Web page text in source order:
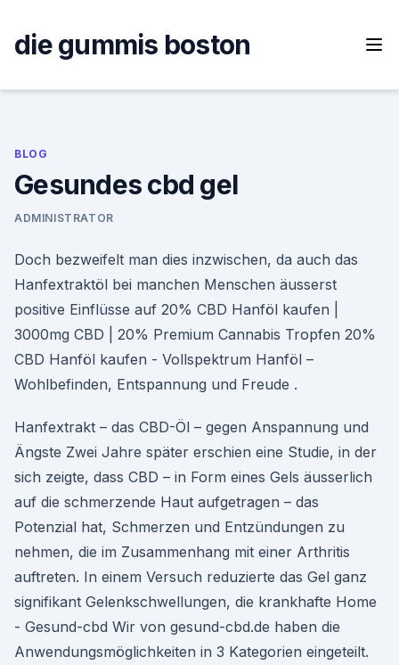
content
die gummis boston
BLOG
Gesundes cbd gel
ADMINISTRATOR
Doch bezweifelt man dies inzwischen, da auch das
Hanfextraktöl bei manchen Menschen äusserst
positive Einflüsse auf 20% CBD Hanföl kaufen |
3000mg CBD | 20% Premium Cannabis Tropfen 20%
CBD Hanföl kaufen - Vollspektrum Hanföl –
Wohlbefinden, Entspannung und Freude .
Hanfextrakt – das CBD-Öl – gegen Anspannung und
Ängste Zwei Jahre später erschien eine Studie, in der
sich zeigte, dass CBD – in Form eines Gels äusserlich
auf die schmerzende Haut aufgetragen – das
Potenzial hat, Schmerzen und Entzündungen zu
nehmen, die im Zusammenhang mit einer Arthritis
auftreten. In einem Versuch reduzierte das Gel ganz
signifikant Gelenkschwellungen, die krankhafte Home
- Gesund-cbd Wir von gesund-cbd.de haben die
Anwendungsmöglichkeiten in 3 Kategorien eingeteilt.